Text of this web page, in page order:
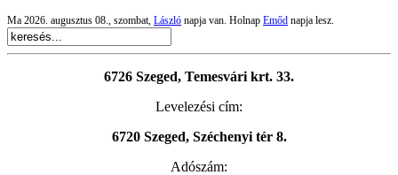
Ma 2026. augusztus 08., szombat, László napja van. Holnap Emőd napja lesz.
6726 Szeged, Temesvári krt. 33.
Levelezési cím:
6720 Szeged, Széchenyi tér 8.
Adószám: